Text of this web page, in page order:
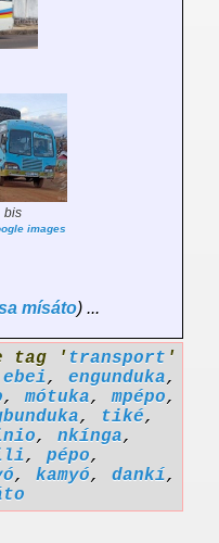
bis
images
mísáto) ...
tag ' transport '
ebei, engunduka,
,mótuka,mpépo,
, tiké,
, nkínga,
, pépo,
, kamyó, dankí,